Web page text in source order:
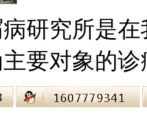
研究所是
要对象的